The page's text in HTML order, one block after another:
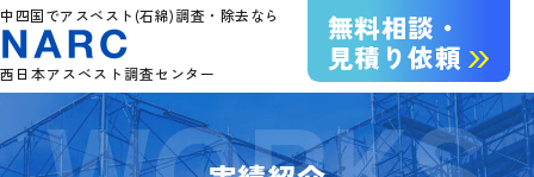
中四国でアスベスト(石綿)調査・除去なら
西日本アスベスト調査センター
無料相談・
見積り依頼